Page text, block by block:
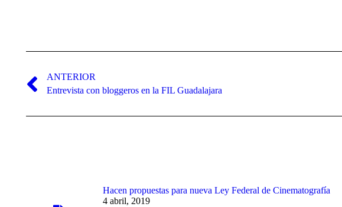
entre
publicaciones
ANTERIOR
Publicación
Entrevista con bloggeros en la FIL Guadalajara
Hacen propuestas para nueva Ley Federal de Cinematografía
4 abril, 2019